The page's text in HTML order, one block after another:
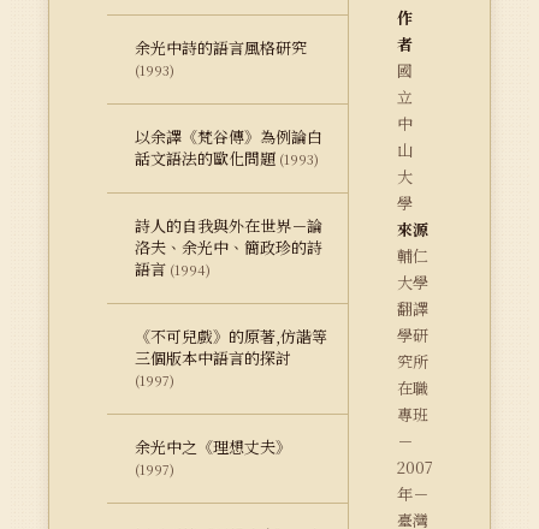
余光中詩的語言風格研究
(1993)
以余譯《梵谷傳》為例論白
話文語法的歐化問題 (1993)
詩人的自我與外在世界－論
洛夫、余光中、簡政珍的詩
語言 (1994)
《不可兒戲》的原著,仿諧等
三個版本中語言的探討
(1997)
余光中之《理想丈夫》
(1997)
作
者
國
立
中
山
大
學
來源
輔仁
大學
翻譯
學研
究所
在職
專班
－
2007
年－
臺灣